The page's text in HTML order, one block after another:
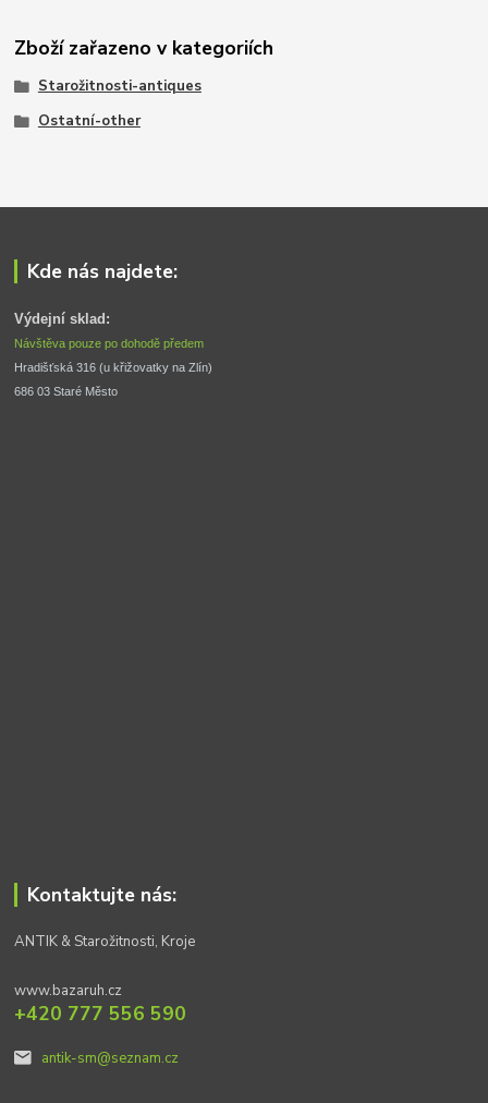
Zboží zařazeno v kategoriích
Starožitnosti-antiques
Ostatní-other
Kde nás najdete:
Výdejní sklad:
Návštěva pouze po dohodě předem
Hradišťská 316 (u křižovatky na Zlín)
686 03 Staré Město
Kontaktujte nás:
ANTIK & Starožitnosti, Kroje
www.bazaruh.cz
+420 777 556 590
antik-sm@seznam.cz